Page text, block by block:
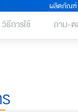
ผลิตภัณฑ์
วิธีการใช้ ถาม-